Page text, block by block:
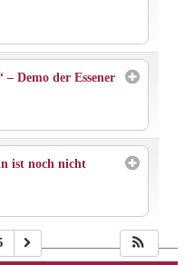
Demo der Essener
ist noch nicht